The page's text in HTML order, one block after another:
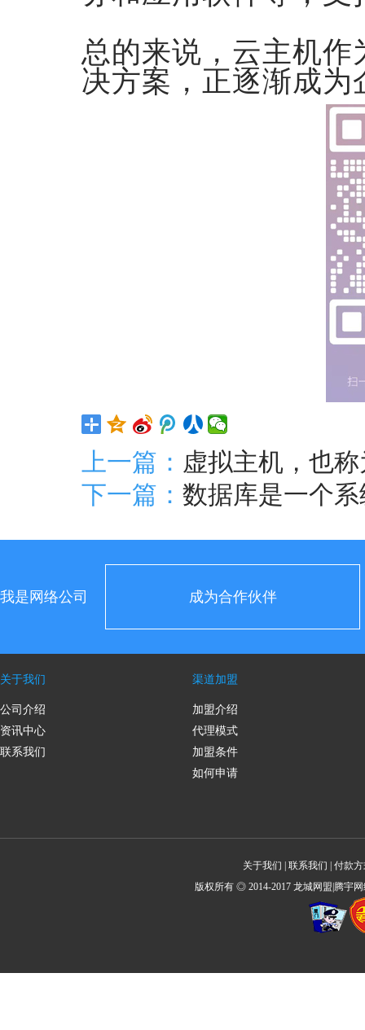
总的来说，云主机
决方案，正逐渐成
上一篇： 虚拟主机，也
下一篇： 数据库是一个
我是网络公司 成为合作伙伴
关于我们
公司介绍
资讯中心
联系我们
渠道加盟
加盟介绍
代理模式
加盟条件
如何申请
关于我们 联系我们
付款
版权所有 ◎ 2014-2017 龙城网盟|腾宇网